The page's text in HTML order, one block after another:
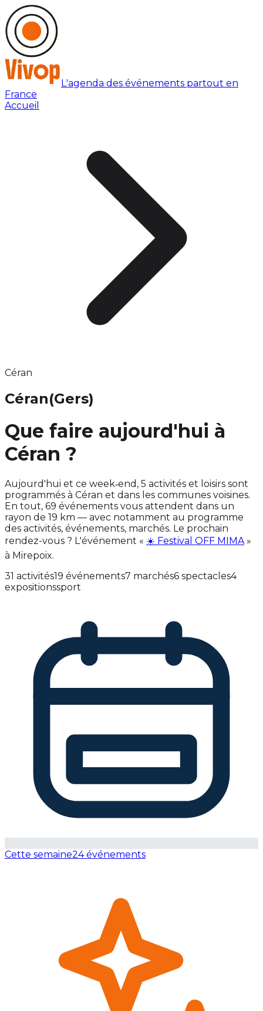
L'agenda des événements partout en
France
Accueil
Céran
Céran(Gers)
Que faire aujourd'hui à
Céran ?
Aujourd'hui et ce week‑end, 5 activités et loisirs sont
programmés à Céran et dans les communes voisines.
En tout, 69 événements vous attendent dans un
rayon de 19 km — avec notamment au programme
des activités, événements, marchés. Le prochain
rendez-vous ? L'événement « ☀️ Festival OFF MIMA »
à Mirepoix.
31 activités19 événements7 marchés6 spectacles4
expositionssport
Cette semaine24 événements